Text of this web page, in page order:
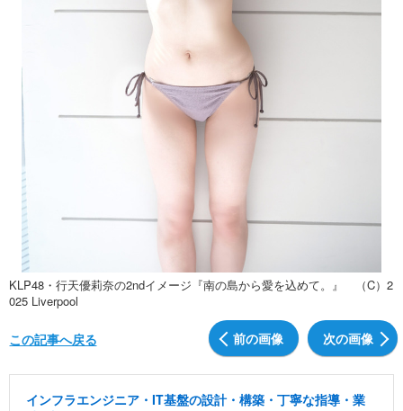
KLP48・行天優莉奈の2ndイメージ『南の島から愛を込めて。』 （C）2
025 Liverpool
前の画像 次の画像
この記事へ戻る
インフラエンジニア・IT基盤の設計・構築・丁寧な指導・業